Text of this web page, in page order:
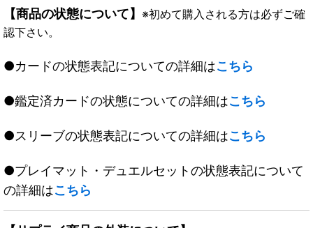
【商品の状態について】 ※初めて購入される方は必ずご確
認下さい。
●カードの状態表記についての詳細はこちら
●鑑定済カードの状態についての詳細はこちら
●スリーブの状態表記についての詳細はこちら
●プレイマット・デュエルセットの状態表記について
の詳細はこちら